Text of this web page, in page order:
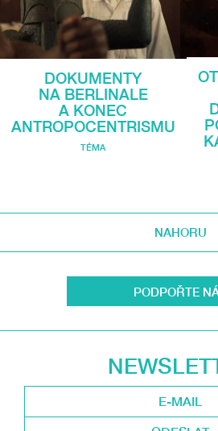
DOKUMENTY
NA BERLINALE
A KONEC
ANTROPOCENTRISMU
TÉMA
NAHORU
PODPOŘTE